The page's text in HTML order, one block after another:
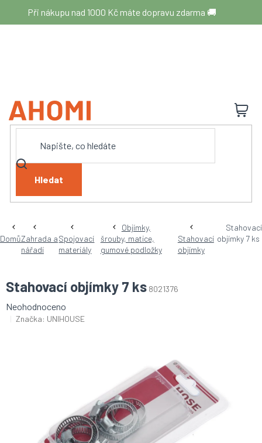
obsah
Při nákupu nad 1000 Kč máte dopravu zdarma 🚚
Hledat
DomůZahrada a
nářadí
Spojovací
materiály
Objímky,
šrouby, matice,
gumové podložky
Stahovací
objímky
Stahovací
objímky 7 ks
Stahovací objímky 7 ks 8021376
Průměrné
hodnocení
Neohodnoceno
Značka: UNIHOUSE